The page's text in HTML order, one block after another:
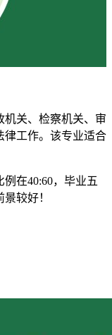
机关、检察机关、审
律工作。该专业适合
在40:60，毕业五
较好！
、法务、法务助